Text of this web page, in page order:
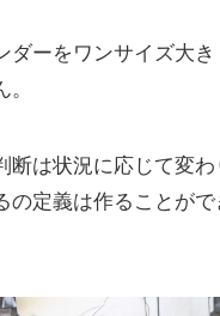
ダーをワンサイズ大
断は状況に応じて変
の定義は作ることが